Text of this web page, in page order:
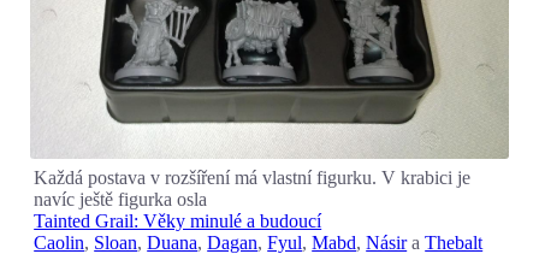
Každá postava v rozšíření má vlastní figurku. V krabici je
navíc ještě figurka osla
Tainted Grail: Věky minulé a budoucí
Caolin, Sloan,Duana,Dagan,Fyul,Mabd,NásiraThebalt